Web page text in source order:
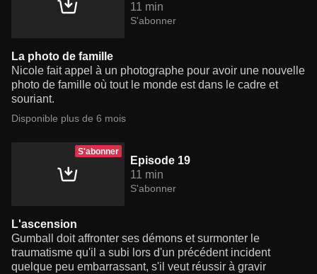
11 min
S'abonner
La photo de famille
Nicole fait appel à un photographe pour avoir une nouvelle
photo de famille où tout le monde est dans le cadre et
souriant.
Disponible plus de 6 mois
S'abonner
Episode 19
11 min
S'abonner
L'ascension
Gumball doit affronter ses démons et surmonter le
traumatisme qu'il a subi lors d'un précédent incident
quelque peu embarrassant, s'il veut réussir à gravir